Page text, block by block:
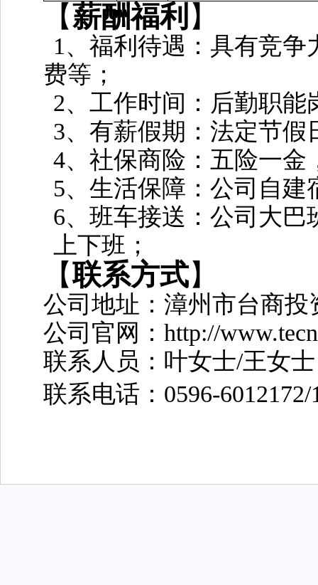
【薪酬福利 】
1、福利待遇：具有竞
费等；
2、工作时间：后勤职能
3、有薪假期：法定节
4、社保商险：五险一金
5、生活保障：公司自
6、班车接送：公司大
上下班；
【联系方式】
公司地址：漳州市台商
公司官网： http://
联系人员：叶女士/王女士
联系电话： 0596-